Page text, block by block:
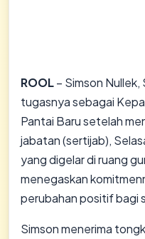
ROOL– Simson Nullek,
tugasnya sebagai
Pantai Baru setelah
jabatan (sertijab),
yang digelar di ruang
menegaskan
perubahan positif bagi
​Simson menerima